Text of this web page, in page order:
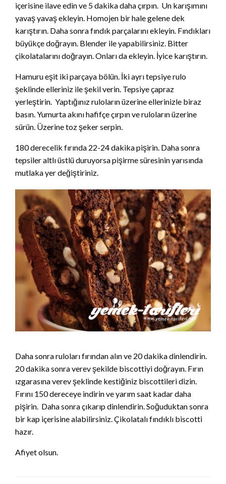
içerisine ilave edin ve 5 dakika daha çırpın. Un karışımını
yavaş yavaş ekleyin. Homojen bir hale gelene dek
karıştırın. Daha sonra fındık parçalarını ekleyin. Fındıkları
büyükçe doğrayın. Blender ile yapabilirsiniz. Bitter
çikolatalarını doğrayın. Onları da ekleyin. İyice karıştırın.
Hamuru eşit iki parçaya bölün. İki ayrı tepsiye rulo
şeklinde elleriniz ile şekil verin. Tepsiye çapraz
yerleştirin. Yaptığınız ruloların üzerine ellerinizle biraz
basın. Yumurta akını hafifçe çırpın ve ruloların üzerine
sürün. Üzerine toz şeker serpin.
180 derecelik fırında 22-24 dakika pişirin. Daha sonra
tepsiler altlı üstlü duruyorsa pişirme süresinin yarısında
mutlaka yer değiştiriniz.
Daha sonra ruloları fırından alın ve 20 dakika dinlendirin.
20 dakika sonra verev şekilde biscottiyi doğrayın. Fırın
ızgarasına verev şeklinde kestiğiniz biscottileri dizin.
Fırını 150 dereceye indirin ve yarım saat kadar daha
pişirin. Daha sonra çıkarıp dinlendirin. Soğuduktan sonra
bir kap içerisine alabilirsiniz. Çikolatalı fındıklı biscotti
hazır.
Afiyet olsun.